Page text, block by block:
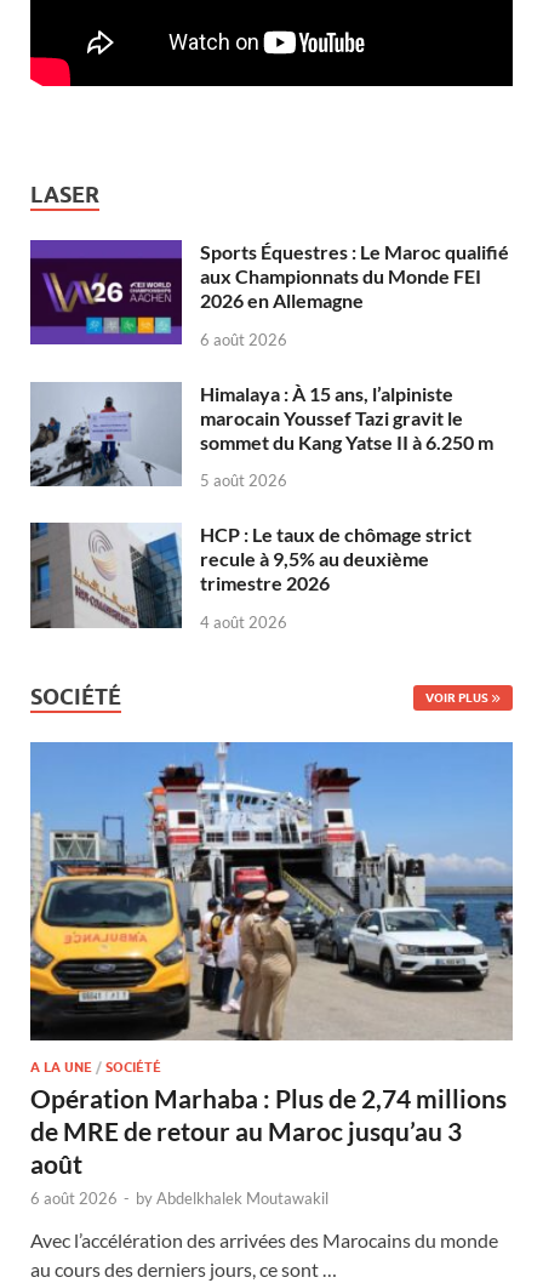
LASER
Sports Équestres : Le Maroc qualifié
aux Championnats du Monde FEI
2026 en Allemagne
6 août 2026
Himalaya : À 15 ans, l’alpiniste
marocain Youssef Tazi gravit le
sommet du Kang Yatse II à 6.250 m
5 août 2026
HCP : Le taux de chômage strict
recule à 9,5% au deuxième
trimestre 2026
4 août 2026
SOCIÉTÉ VOIR PLUS
A LA UNE / SOCIÉTÉ
Opération Marhaba : Plus de 2,74 millions
de MRE de retour au Maroc jusqu’au 3
août
6 août 2026 - byAbdelkhalek Moutawakil
Avec l’accélération des arrivées des Marocains du monde
au cours des derniers jours, ce sont …